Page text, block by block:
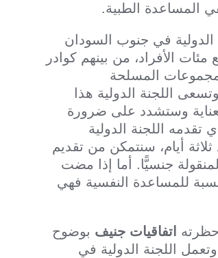
المساعدة الطبية.
الدولية في جنوب السودان
الأفراد، من بينهم كوادر
المسلحة
اللجنة الدولية هذا
وستشدد على ضرورة
اللجنة الدولية
أيام، سنتمكن من تقديم
جنسيًّا. أما إذا مضت
للمساعدة النفسية فهي
اتفاقيات جنيف بوضوح
اللجنة الدولية في